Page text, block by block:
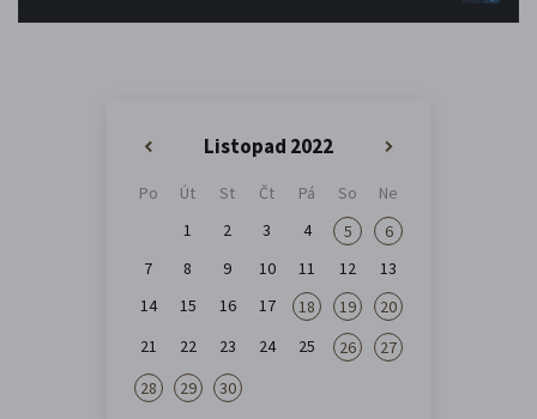
Listopad 2022
»
Po Út St Čt Pá So
Ne
1
2 3 4 5
6
7
8 9 10 11 12
13
14
15 16 17 18 19
20
21
22 23 24 25 26
27
28
29 30